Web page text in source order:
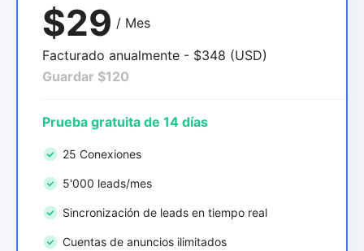
$29 / Mes
Facturado anualmente - $348 (USD)
Guardar $120
Prueba gratuita de 14 días
25 Conexiones
5'000 leads/mes
Sincronización de leads en tiempo real
Cuentas de anuncios ilimitados